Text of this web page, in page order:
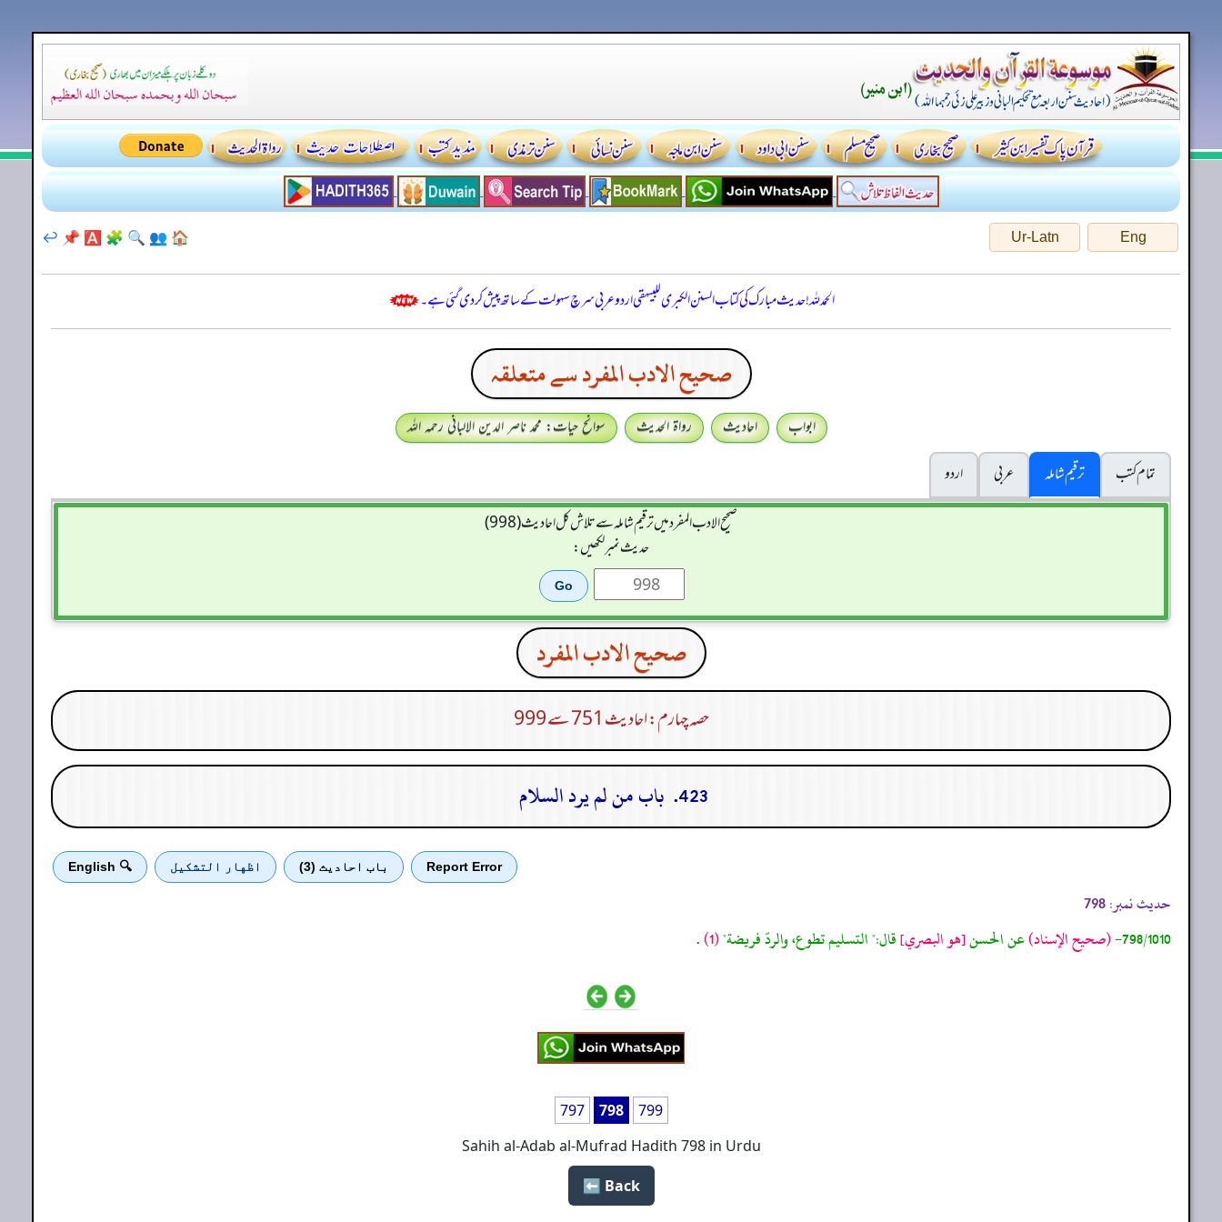
Eng
Ur-Latn
🏠
👥
🔍
🧩
🅰️
📌
↩️
الحمدللہ! حدیث مبارک کی کتاب السنن الكبرى للبيهقي اردو عربی سرچ سہولت کے ساتھ پیش کر دی گئی ہے۔
صحيح الادب المفرد سے متعلقہ
ابواب احادیث رواۃ الحدیث
سوانح حیات: محمد ناصر الدین الالبانی رحمہ اللہ
تمام کتب
ترقیم شاملہ عربی
اردو
صحيح الادب المفرد میں ترقیم شاملہ سے تلاش کل احادیث (998)
حدیث نمبر لکھیں:
صحيح الادب المفرد
حصہ چہارم: احادیث 751 سے 999
423. باب من لم يرد السلام
Report Error باب احادیث (3) اظهار التشكيل 🔍 English
حدیث نمبر: 798
798/1010- (صحيح الإسناد)عن الحسن[هو البصري]قال:" التسليم تطوع، والردّ فريضة"(1)
.
797 798
799
Sahih al-Adab al-Mufrad Hadith 798 in Urdu
Back ⬅️